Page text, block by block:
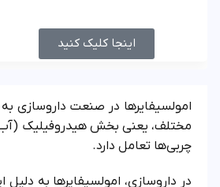
اینجا کلیک کنید
امولسیفایرها در صنعت داروسازی
مختلف، یعنی بخش هیدروفیلیک
چربی‌ها تعامل دارد.
در داروسازی، امولسیفایرها به